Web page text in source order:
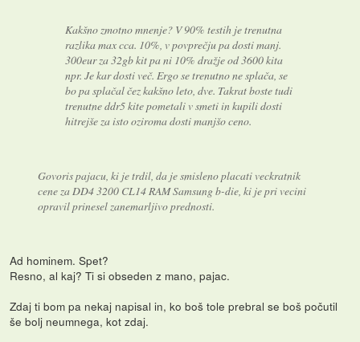
Kakšno zmotno mnenje? V 90% testih je trenutna
razlika max cca. 10%, v povprečju pa dosti manj.
300eur za 32gb kit pa ni 10% dražje od 3600 kita
npr. Je kar dosti več. Ergo se trenutno ne splača, se
bo pa splačal čez kakšno leto, dve. Takrat boste tudi
trenutne ddr5 kite pometali v smeti in kupili dosti
hitrejše za isto oziroma dosti manjšo ceno.
Govoris pajacu, ki je trdil, da je smisleno placati veckratnik
cene za DD4 3200 CL14 RAM Samsung b-die, ki je pri vecini
opravil prinesel zanemarljivo prednosti.
Ad hominem. Spet?
Resno, al kaj? Ti si obseden z mano, pajac.
Zdaj ti bom pa nekaj napisal in, ko boš tole prebral se boš počutil
še bolj neumnega, kot zdaj.